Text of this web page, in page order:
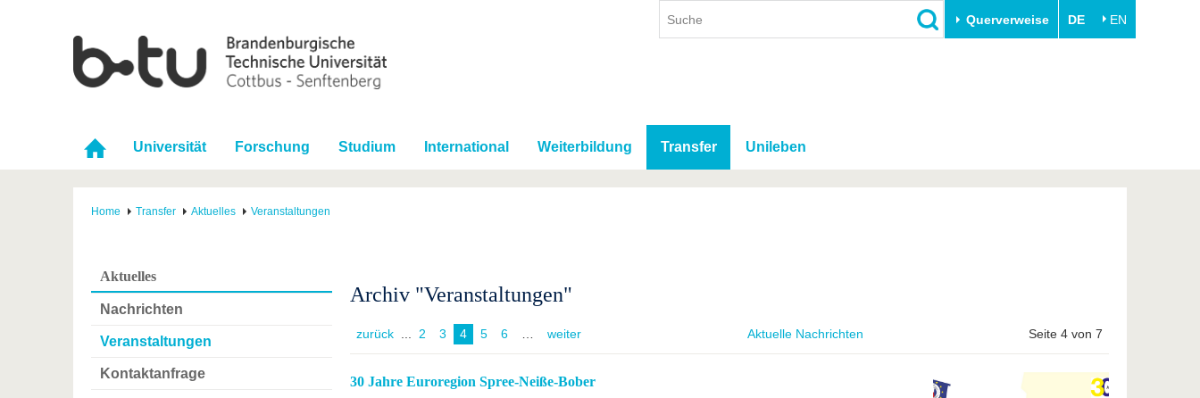
Querverweise DE EN
Universität Forschung Studium International Weiterbildung Transfer Unileben
Home Transfer Aktuelles Veranstaltungen
Aktuelles
Nachrichten
Veranstaltungen
Kontaktanfrage
Archiv "Veranstaltungen"
zurück ... 2 3 4 5 6 weiter Aktuelle Nachrichten Seite 4 von 7
30 Jahre Euroregion Spree-Neiße-Bober